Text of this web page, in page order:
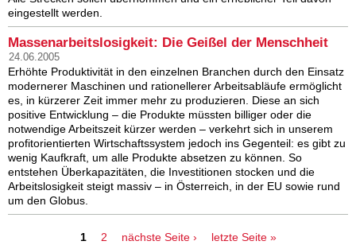
eingestellt werden.
Massenarbeitslosigkeit: Die Geißel der Menschheit
24.06.2005
Erhöhte Produktivität in den einzelnen Branchen durch den Einsatz
modernerer Maschinen und rationellerer Arbeitsabläufe ermöglicht
es, in kürzerer Zeit immer mehr zu produzieren. Diese an sich
positive Entwicklung – die Produkte müssten billiger oder die
notwendige Arbeitszeit kürzer werden – verkehrt sich in unserem
profitorientierten Wirtschaftssystem jedoch ins Gegenteil: es gibt zu
wenig Kaufkraft, um alle Produkte absetzen zu können. So
entstehen Überkapazitäten, die Investitionen stocken und die
Arbeitslosigkeit steigt massiv – in Österreich, in der EU sowie rund
um den Globus.
1 2 nächste Seite › letzte Seite »